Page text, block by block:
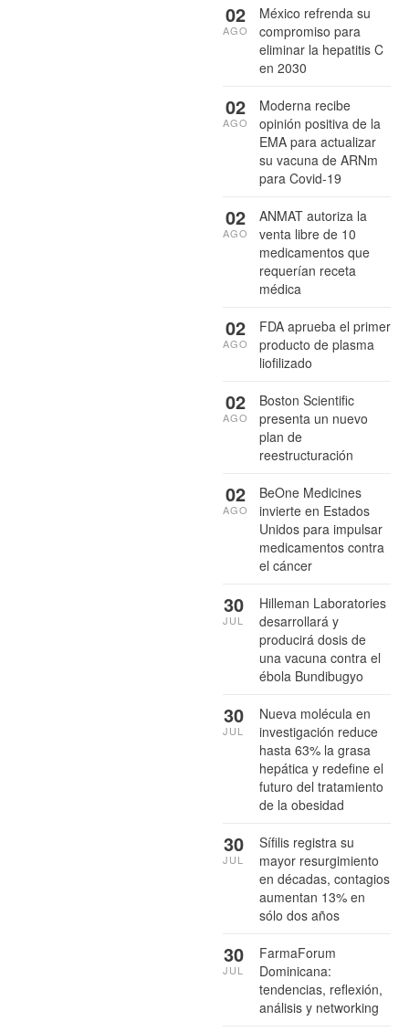
México refrenda su
compromiso para
eliminar la hepatitis C
en 2030
02
AGO
Moderna recibe
opinión positiva de la
EMA para actualizar
su vacuna de ARNm
para Covid-19
02
AGO
ANMAT autoriza la
venta libre de 10
medicamentos que
requerían receta
médica
02
AGO
FDA aprueba el primer
producto de plasma
liofilizado
02
AGO
Boston Scientific
presenta un nuevo
plan de
reestructuración
02
AGO
BeOne Medicines
invierte en Estados
Unidos para impulsar
medicamentos contra
el cáncer
02
AGO
Hilleman Laboratories
desarrollará y
producirá dosis de
una vacuna contra el
ébola Bundibugyo
30
JUL
Nueva molécula en
investigación reduce
hasta 63% la grasa
hepática y redefine el
futuro del tratamiento
de la obesidad
30
JUL
Sífilis registra su
mayor resurgimiento
en décadas, contagios
aumentan 13% en
sólo dos años
30
JUL
FarmaForum
Dominicana:
tendencias, reflexión,
análisis y networking
30
JUL